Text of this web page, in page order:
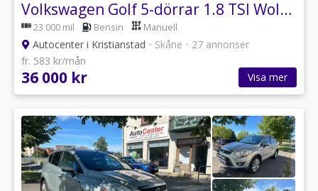
Volkswagen Golf 5-dörrar 1.8 TSI Wolfsburg Edition Euro 5
23 000 mil Bensin Manuell
Autocenter i Kristianstad • Skåne • 27 annonser
fr. 583 kr/mån
36 000 kr Visa mer